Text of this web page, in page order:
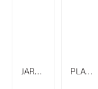
JARRÓN ESMALTADO LISO MINAKARI, ALTURA DE 20 CM PLATO ESMALTADO LISO MINAKARI